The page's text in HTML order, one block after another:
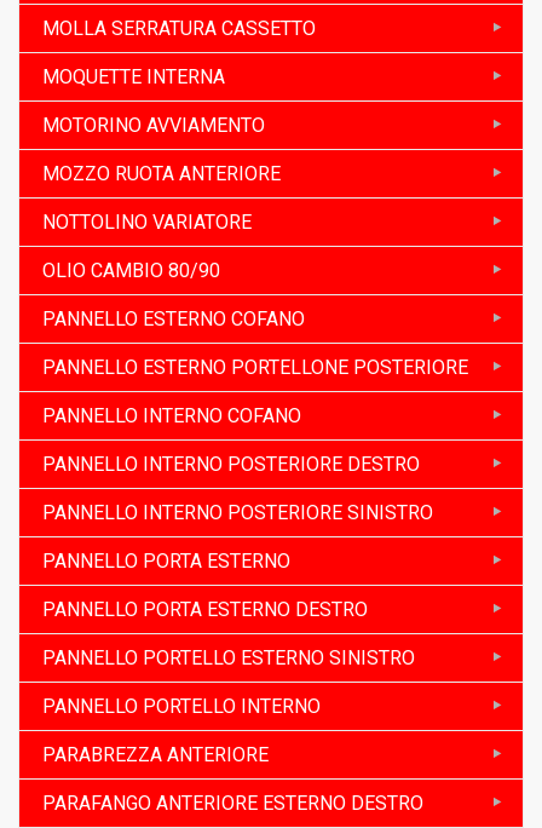
MOLLA SERRATURA CASSETTO
MOQUETTE INTERNA
MOTORINO AVVIAMENTO
MOZZO RUOTA ANTERIORE
NOTTOLINO VARIATORE
OLIO CAMBIO 80/90
PANNELLO ESTERNO COFANO
PANNELLO ESTERNO PORTELLONE POSTERIORE
PANNELLO INTERNO COFANO
PANNELLO INTERNO POSTERIORE DESTRO
PANNELLO INTERNO POSTERIORE SINISTRO
PANNELLO PORTA ESTERNO
PANNELLO PORTA ESTERNO DESTRO
PANNELLO PORTELLO ESTERNO SINISTRO
PANNELLO PORTELLO INTERNO
PARABREZZA ANTERIORE
PARAFANGO ANTERIORE ESTERNO DESTRO